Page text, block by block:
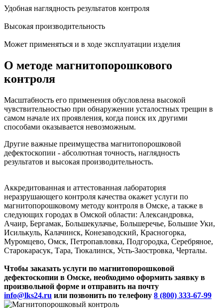
Удобная наглядность результатов контроля
Высокая производительность
Может применяться и в ходе эксплуатации изделия
О методе магнитопорошкового
контроля
Масштабность его применения обусловлена высокой
чувствительностью при обнаружении усталостных трещин в
самом начале их проявления, когда поиск их другими
способами оказывается невозможным.
Другие важные преимущества магнитопорошковой
дефектоскопии - абсолютная точность, наглядность
результатов и высокая производительность.
Аккредитованная и аттестованная лаборатория
неразрушающего контроля качества окажет услуги по
магнитопорошковому методу контроля в Омске, а также в
следующих городах в Омской области: Александровка,
Ачаир, Бергамак, Большекулачье, Большеречье, Большие Уки,
Исилькуль, Калачинск, Конезаводский, Красногорка,
Муромцево, Омск, Петропавловка, Подгородка, Серебряное,
Старокарасук, Тара, Тюкалинск, Усть-Заостровка, Черталы.
Чтобы заказать услуги по магнитопорошковой
дефектоскопии в Омске, необходимо оформить заявку в
произвольной форме и отправить на почту
info@lks24.ru или позвонить по телефону 8 (800) 333-67-99